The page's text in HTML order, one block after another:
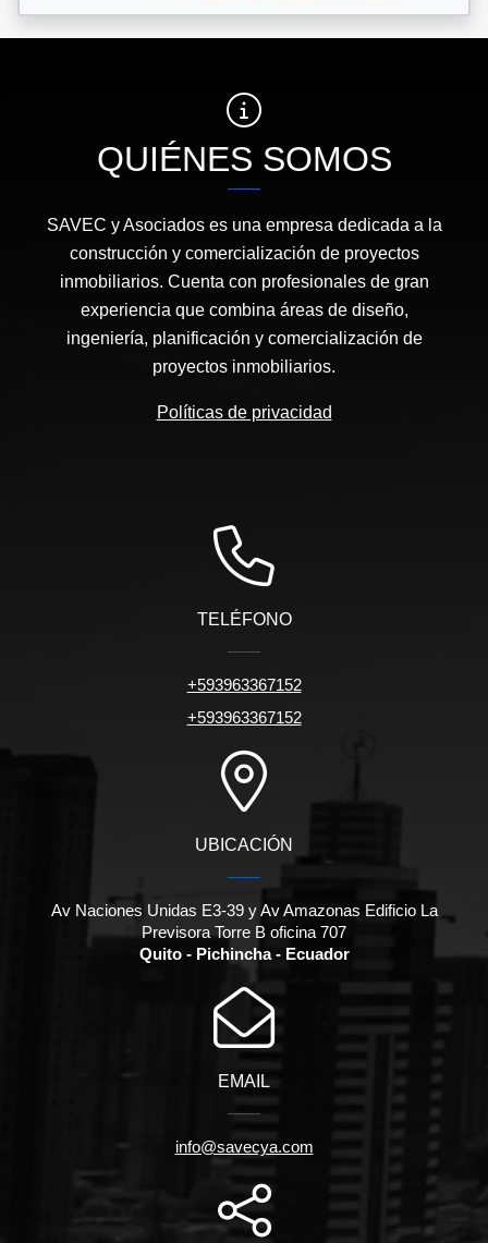
QUIÉNES SOMOS
SAVEC y Asociados es una empresa dedicada a la
construcción y comercialización de proyectos
inmobiliarios. Cuenta con profesionales de gran
experiencia que combina áreas de diseño,
ingeniería, planificación y comercialización de
proyectos inmobiliarios.
Políticas de privacidad
TELÉFONO
+593963367152
+593963367152
UBICACIÓN
Av Naciones Unidas E3-39 y Av Amazonas Edificio La
Previsora Torre B oficina 707
Quito - Pichincha - Ecuador
EMAIL
info@savecya.com